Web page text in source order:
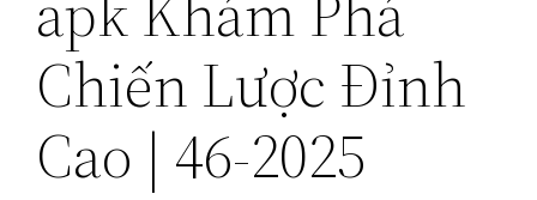
Chiến Lược Đỉnh
Cao | 46-2025